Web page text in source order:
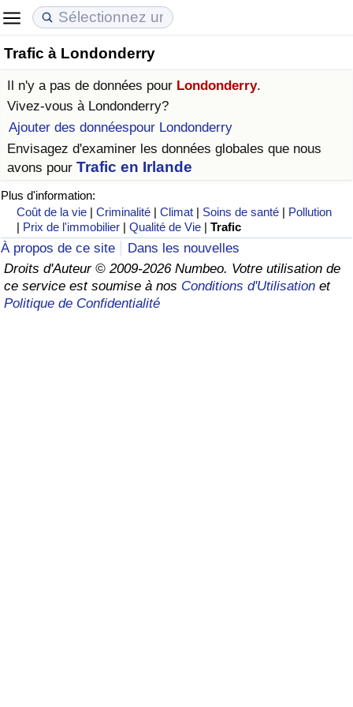
Trafic à Londonderry
Il n'y a pas de données pour Londonderry.
Vivez-vous à Londonderry?
Ajouter des donnéespour Londonderry
Envisagez d'examiner les données globales que nous
avons pour Trafic en Irlande
Plus d'information:
Coût de la vie |Criminalité |Climat | Soins de santé | Pollution
| Prix de l'immobilier |Qualité de Vie |Trafic
À propos de ce site
Dans les nouvelles
Droits d'Auteur © 2009-2026 Numbeo. Votre utilisation de
ce service est soumise à nos Conditions d'Utilisation et
Politique de Confidentialité
Coût de la vie
Indice du Coût de la Vie (Actuel)
Indice du Coût de la Vie
Indice du coût de la vie par pays
à Akaba
Prix de l'immobilier
Indice des Prix de l'immobilier (Actuel)
Indice des Prix de l'immobilier
Indice des Prix de l'immobilier par Pays
Qualité de Vie
Indice de Qualité de Vie
Indice de Qualité de Vie (Actuel)
Indice de qualité de vie par pays
Criminalité
Indice de Criminalité (Actuel)
Indice de Criminalité